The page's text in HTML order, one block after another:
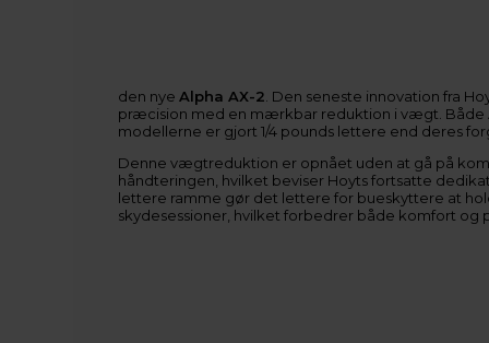
den nyeAlpha AX-2. Den seneste innovation fra
præcision med en mærkbar reduktion i vægt. Både
modellerne er gjort 1/4 pounds lettere end deres
Denne vægtreduktion er opnået uden at gå på
håndteringen, hvilket beviser Hoyts fortsatte
lettere ramme gør det lettere for bueskyttere at
skydesessioner, hvilket forbedrer både komfort og